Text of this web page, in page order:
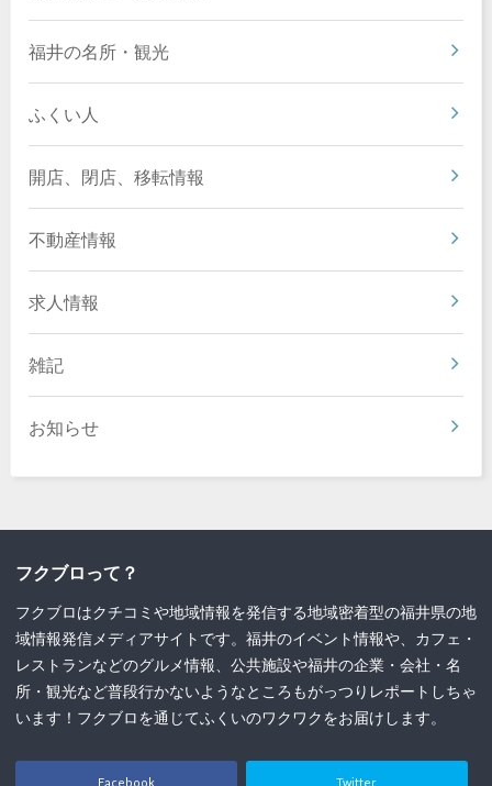
福井の名所・観光
ふくい人
開店、閉店、移転情報
不動産情報
求人情報
雑記
お知らせ
フクブロって？
フクブロはクチコミや地域情報を発信する地域密着型の福井県の地
域情報発信メディアサイトです。福井のイベント情報や、カフェ・
レストランなどのグルメ情報、公共施設や福井の企業・会社・名
所・観光など普段行かないようなところもがっつりレポートしちゃ
います！フクブロを通じてふくいのワクワクをお届けします。
Facebook Twitter